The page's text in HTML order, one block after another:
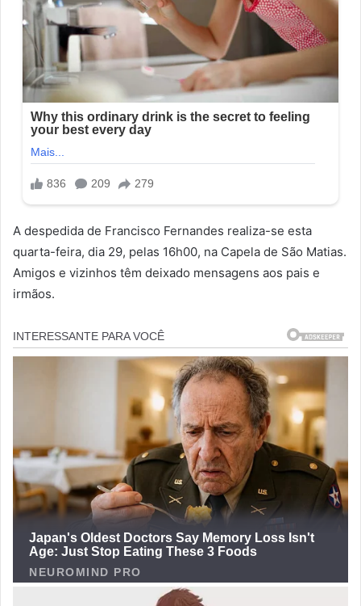
A despedida de Francisco Fernandes realiza-se esta
quarta-feira, dia 29, pelas 16h00, na Capela de São Matias.
Amigos e vizinhos têm deixado mensagens aos pais e
irmãos.